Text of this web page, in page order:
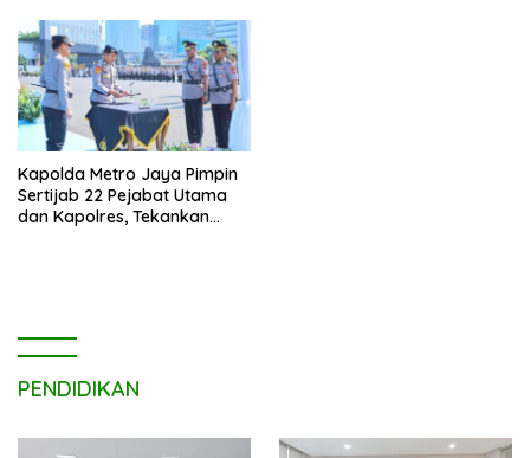
Kapolda Metro Jaya Pimpin
Sertijab 22 Pejabat Utama
dan Kapolres, Tekankan
PENDIDIKAN